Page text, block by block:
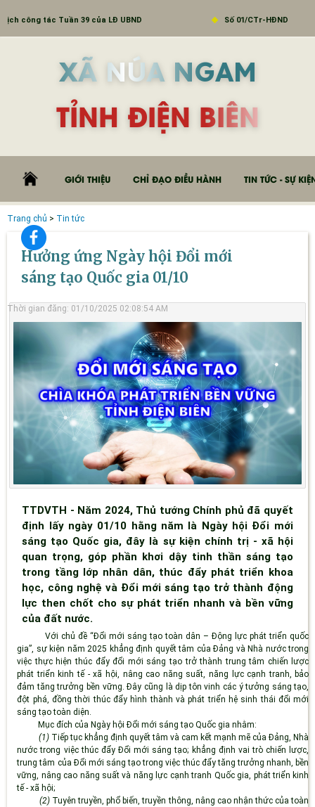
công tác Tuần 39 của LĐ UBND Số 01/CTr-HĐND
XÃ NÚA NGAM
TỈNH ĐIỆN BIÊN
GIỚI THIỆU CHỈ ĐẠO ĐIỀU HÀNH TIN TỨC - SỰ
Trang chủ > Tin tức
Hưởng ứng Ngày hội Đổi mới
sáng tạo Quốc gia 01/10
Thời gian đăng: 01/10/2025 02:08:54 AM
TTDVTH - Năm 2024, Thủ tướng Chính phủ đã quyết
định lấy ngày 01/10 hằng năm là Ngày hội Đổi mới
sáng tạo Quốc gia, đây là sự kiện chính trị - xã hội
quan trọng, góp phần khơi dậy tinh thần sáng tạo
trong tầng lớp nhân dân, thúc đẩy phát triển khoa
học, công nghệ và Đổi mới sáng tạo trở thành động
lực then chốt cho sự phát triển nhanh và bền vững
của đất nước.
Với chủ đề “Đổi mới sáng tạo toàn dân – Động lực phát triển quốc
gia”, sự kiện năm 2025 khẳng định quyết tâm của Đảng và Nhà nước trong
việc thực hiện thúc đẩy đổi mới sáng tạo trở thành trung tâm chiến lược
phát triển kinh tế - xã hội, nâng cao năng suất, năng lực cạnh tranh, bảo
đảm tăng trưởng bền vững. Đây cũng là dịp tôn vinh các ý tưởng sáng tạo,
đột phá, đồng thời thúc đẩy hình thành và phát triển hệ sinh thái đổi mới
sáng tạo toàn diện.
Mục đích của Ngày hội Đổi mới sáng tạo Quốc gia nhằm:
(1)Tiếp tục khẳng định quyết tâm và cam kết mạnh mẽ của Đảng, Nhà
nước trong việc thúc đẩy Đổi mới sáng tạo; khẳng định vai trò chiến lược,
trung tâm của Đổi mới sáng tạo trong việc thúc đẩy tăng trưởng nhanh, bền
vững, nâng cao năng suất và năng lực cạnh tranh Quốc gia, phát triển kinh
tế - xã hội;
(2)Tuyên truyền, phổ biến, truyền thông, nâng cao nhận thức của toàn